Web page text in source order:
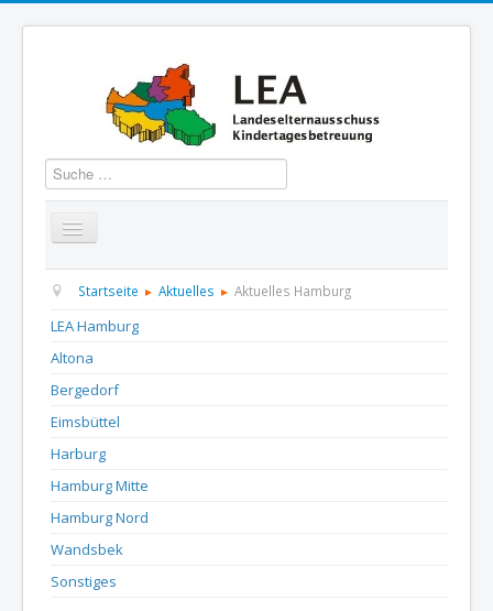
Suchen
Startseite Über uns Aktuelles Termine
Informationen
Kontakt
Startseite Aktuelles Aktuelles Hamburg
LEA Hamburg
Altona
Bergedorf
Eimsbüttel
Harburg
Hamburg Mitte
Hamburg Nord
Wandsbek
Sonstiges